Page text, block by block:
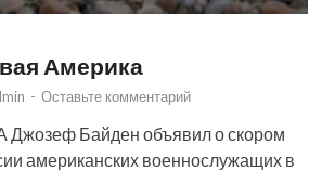
Америка
- Оставьте комментарий
Джозеф Байден объявил о скором
американских военнослужащих в